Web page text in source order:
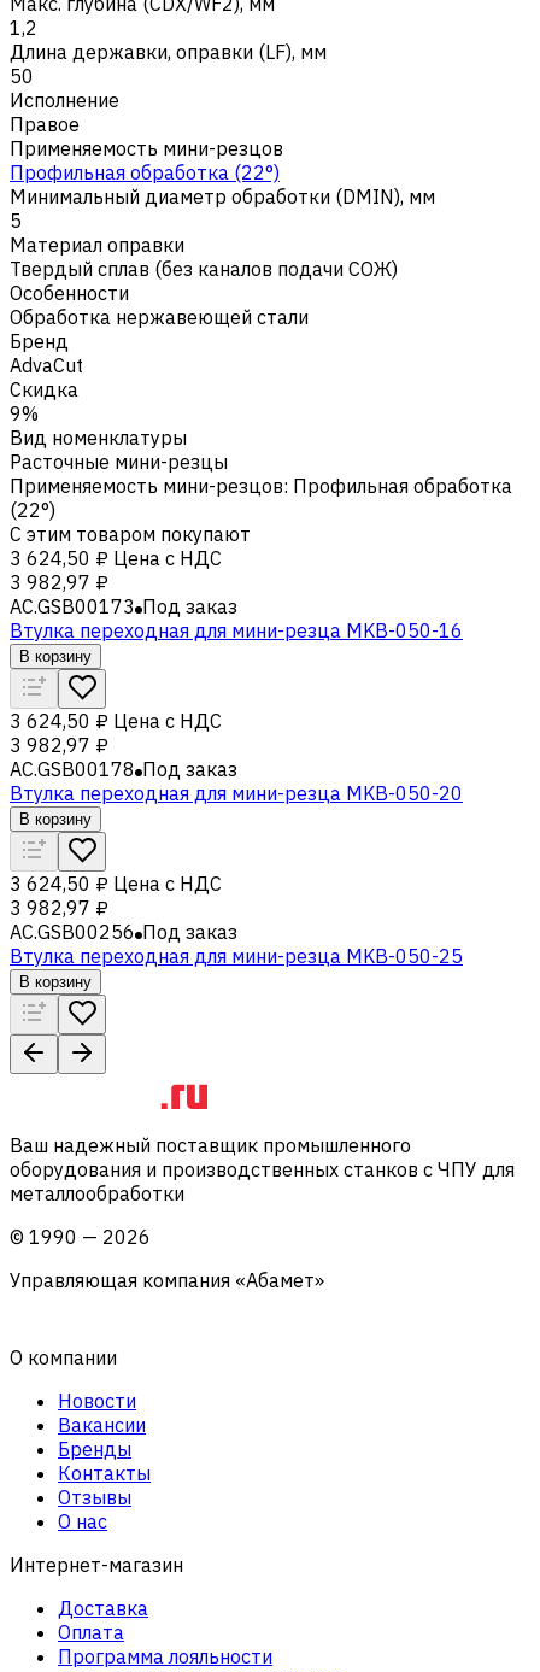
1,2
Длина державки, оправки (LF), мм
50
Исполнение
Правое
Применяемость мини-резцов
Профильная обработка (22°)
Минимальный диаметр обработки (DMIN), мм
5
Материал оправки
Твердый сплав (без каналов подачи СОЖ)
Особенности
Обработка нержавеющей стали
Бренд
AdvaCut
Скидка
9%
Вид номенклатуры
Расточные мини-резцы
Применяемость мини-резцов: Профильная обработка
(22°)
С этим товаром покупают
3 624,50 ₽ Цена с НДС
3 982,97 ₽
AC.GSB00173 Под заказ
Втулка переходная для мини-резца MKB-050-16
В корзину
3 624,50 ₽ Цена с НДС
3 982,97 ₽
AC.GSB00178 Под заказ
Втулка переходная для мини-резца MKB-050-20
В корзину
3 624,50 ₽ Цена с НДС
3 982,97 ₽
AC.GSB00256 Под заказ
Втулка переходная для мини-резца MKB-050-25
В корзину
Ваш надежный поставщик промышленного
оборудования и производственных станков с ЧПУ для
металлообработки
© 1990 — 2026
Управляющая компания «Абамет»
О компании
Новости
Вакансии
Бренды
Контакты
Отзывы
О нас
Интернет-магазин
Доставка
Оплата
Программа лояльности